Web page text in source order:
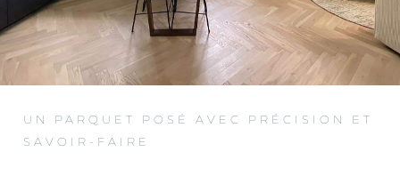
UN PARQUET POSÉ AVEC PRÉCISION ET
SAVOIR-FAIRE